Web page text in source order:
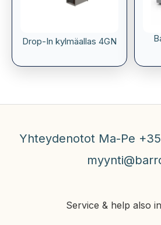
Drop-In kylmäallas 4GN
Yhteydenotot Ma-Pe
Service & help also